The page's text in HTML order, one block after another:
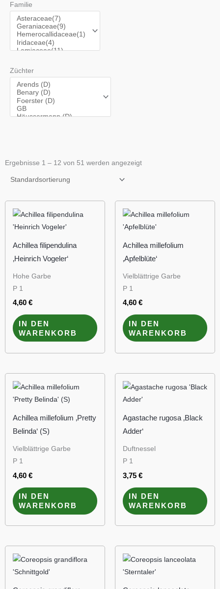
Familie
Züchter
Ergebnisse 1 – 12 von 51 werden angezeigt
Achillea filipendulina
‚Heinrich Vogeler‘
Hohe Garbe
P 1
4,60 €
IN DEN
WARENKORB
Achillea millefolium
‚Apfelblüte‘
Vielblättrige Garbe
P 1
4,60 €
IN DEN
WARENKORB
Achillea millefolium ‚Pretty
Belinda‘ (S)
Vielblättrige Garbe
P 1
4,60 €
IN DEN
WARENKORB
Agastache rugosa ‚Black
Adder‘
Duftnessel
P 1
3,75 €
IN DEN
WARENKORB